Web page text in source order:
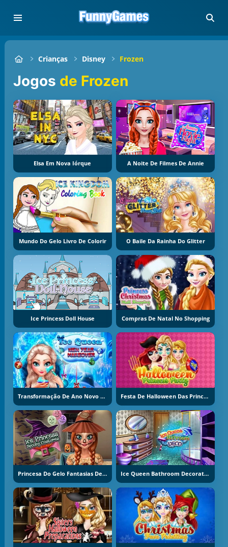
Crianças Disney Frozen
Jogos de Frozen
Elsa Em Nova Iórque A Noite De Filmes De Annie
Mundo Do Gelo Livro De Colorir O Baile Da Rainha Do Glitter
Ice Princess Doll House Compras De Natal No Shopping
Transformação De Ano Novo Da Rainha Do Gelo Festa De Halloween Das Princesas
Princesa Do Gelo Fantasias De Halloween Ice Queen Bathroom Decoration